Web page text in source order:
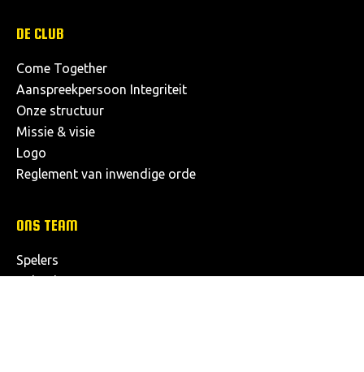
DE CLUB
Come Together
Aanspreekpersoon Integriteit
Onze structuur
Missie & visie
Logo
Reglement van inwendige orde
ONS TEAM
Spelers
Kalender